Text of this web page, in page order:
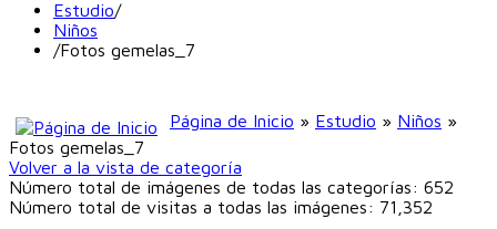
Estudio/
Niños
/Fotos gemelas_7
Página de Inicio » Estudio » Niños »
Fotos gemelas_7
Volver a la vista de categoría
Número total de imágenes de todas las categorías: 652
Número total de visitas a todas las imágenes: 71,352